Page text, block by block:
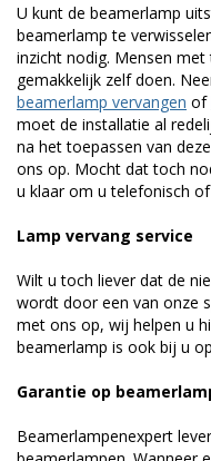
U kunt de beamerlamp
beamerlamp te
inzicht nodig. Mensen
gemakkelijk zelf doen.
beamerlamp vervangen of
moet de installatie al
na het toepassen van
ons op. Mocht dat toch
u klaar om u telefonisch
Lamp vervang service
Wilt u toch liever dat de
wordt door een van onze
met ons op, wij helpen u
beamerlamp is ook bij u
Garantie op
Beamerlampenexpert